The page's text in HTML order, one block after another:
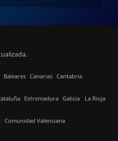
Baleares Canarias Cantabria
Extremadura Galicia La Rioja
Comunidad Valenciana